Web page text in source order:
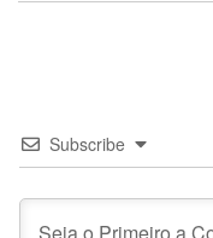
Subscribe